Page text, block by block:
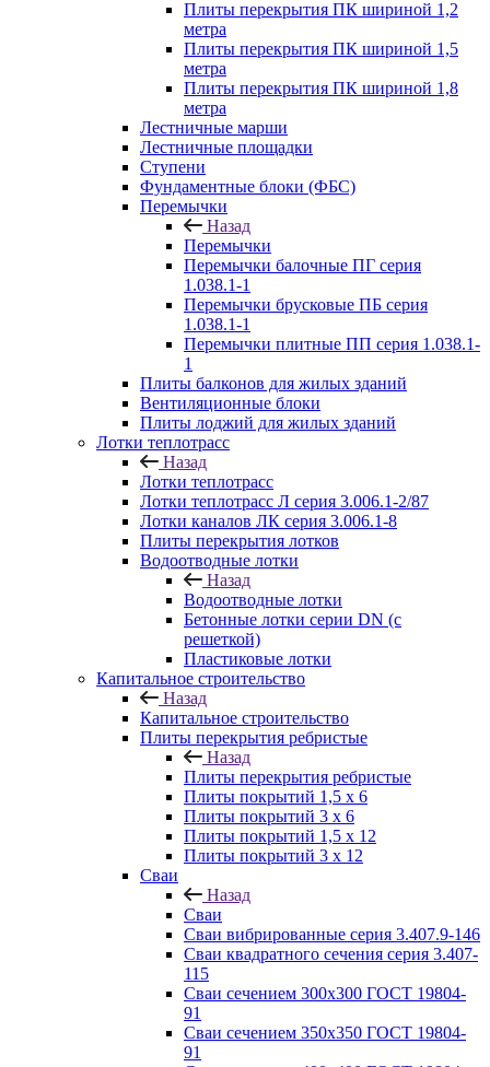
Плиты перекрытия ПК шириной 1,2
метра
Плиты перекрытия ПК шириной 1,5
метра
Плиты перекрытия ПК шириной 1,8
метра
Лестничные марши
Лестничные площадки
Ступени
Фундаментные блоки (ФБС)
Перемычки
Назад
Перемычки
Перемычки балочные ПГ серия
1.038.1-1
Перемычки брусковые ПБ серия
1.038.1-1
Перемычки плитные ПП серия 1.038.1-
1
Плиты балконов для жилых зданий
Вентиляционные блоки
Плиты лоджий для жилых зданий
Лотки теплотрасс
Назад
Лотки теплотрасс
Лотки теплотрасс Л серия 3.006.1-2/87
Лотки каналов ЛК серия 3.006.1-8
Плиты перекрытия лотков
Водоотводные лотки
Назад
Водоотводные лотки
Бетонные лотки серии DN (с
решеткой)
Пластиковые лотки
Капитальное строительство
Назад
Капитальное строительство
Плиты перекрытия ребристые
Назад
Плиты перекрытия ребристые
Плиты покрытий 1,5 x 6
Плиты покрытий 3 x 6
Плиты покрытий 1,5 x 12
Плиты покрытий 3 x 12
Сваи
Назад
Сваи
Сваи вибрированные серия 3.407.9-146
Сваи квадратного сечения серия 3.407-
115
Сваи сечением 300х300 ГОСТ 19804-
91
Сваи сечением 350х350 ГОСТ 19804-
91